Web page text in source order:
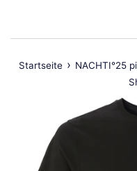
Startseite › NACHTI°25